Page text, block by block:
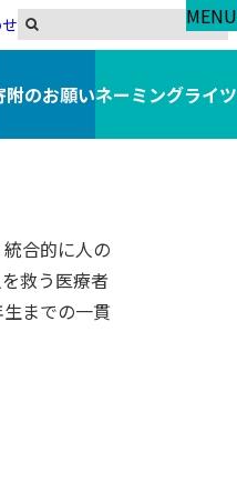
附のお願いネーミングライツ
合的に人の
救う医療者
までの一貫
MENU